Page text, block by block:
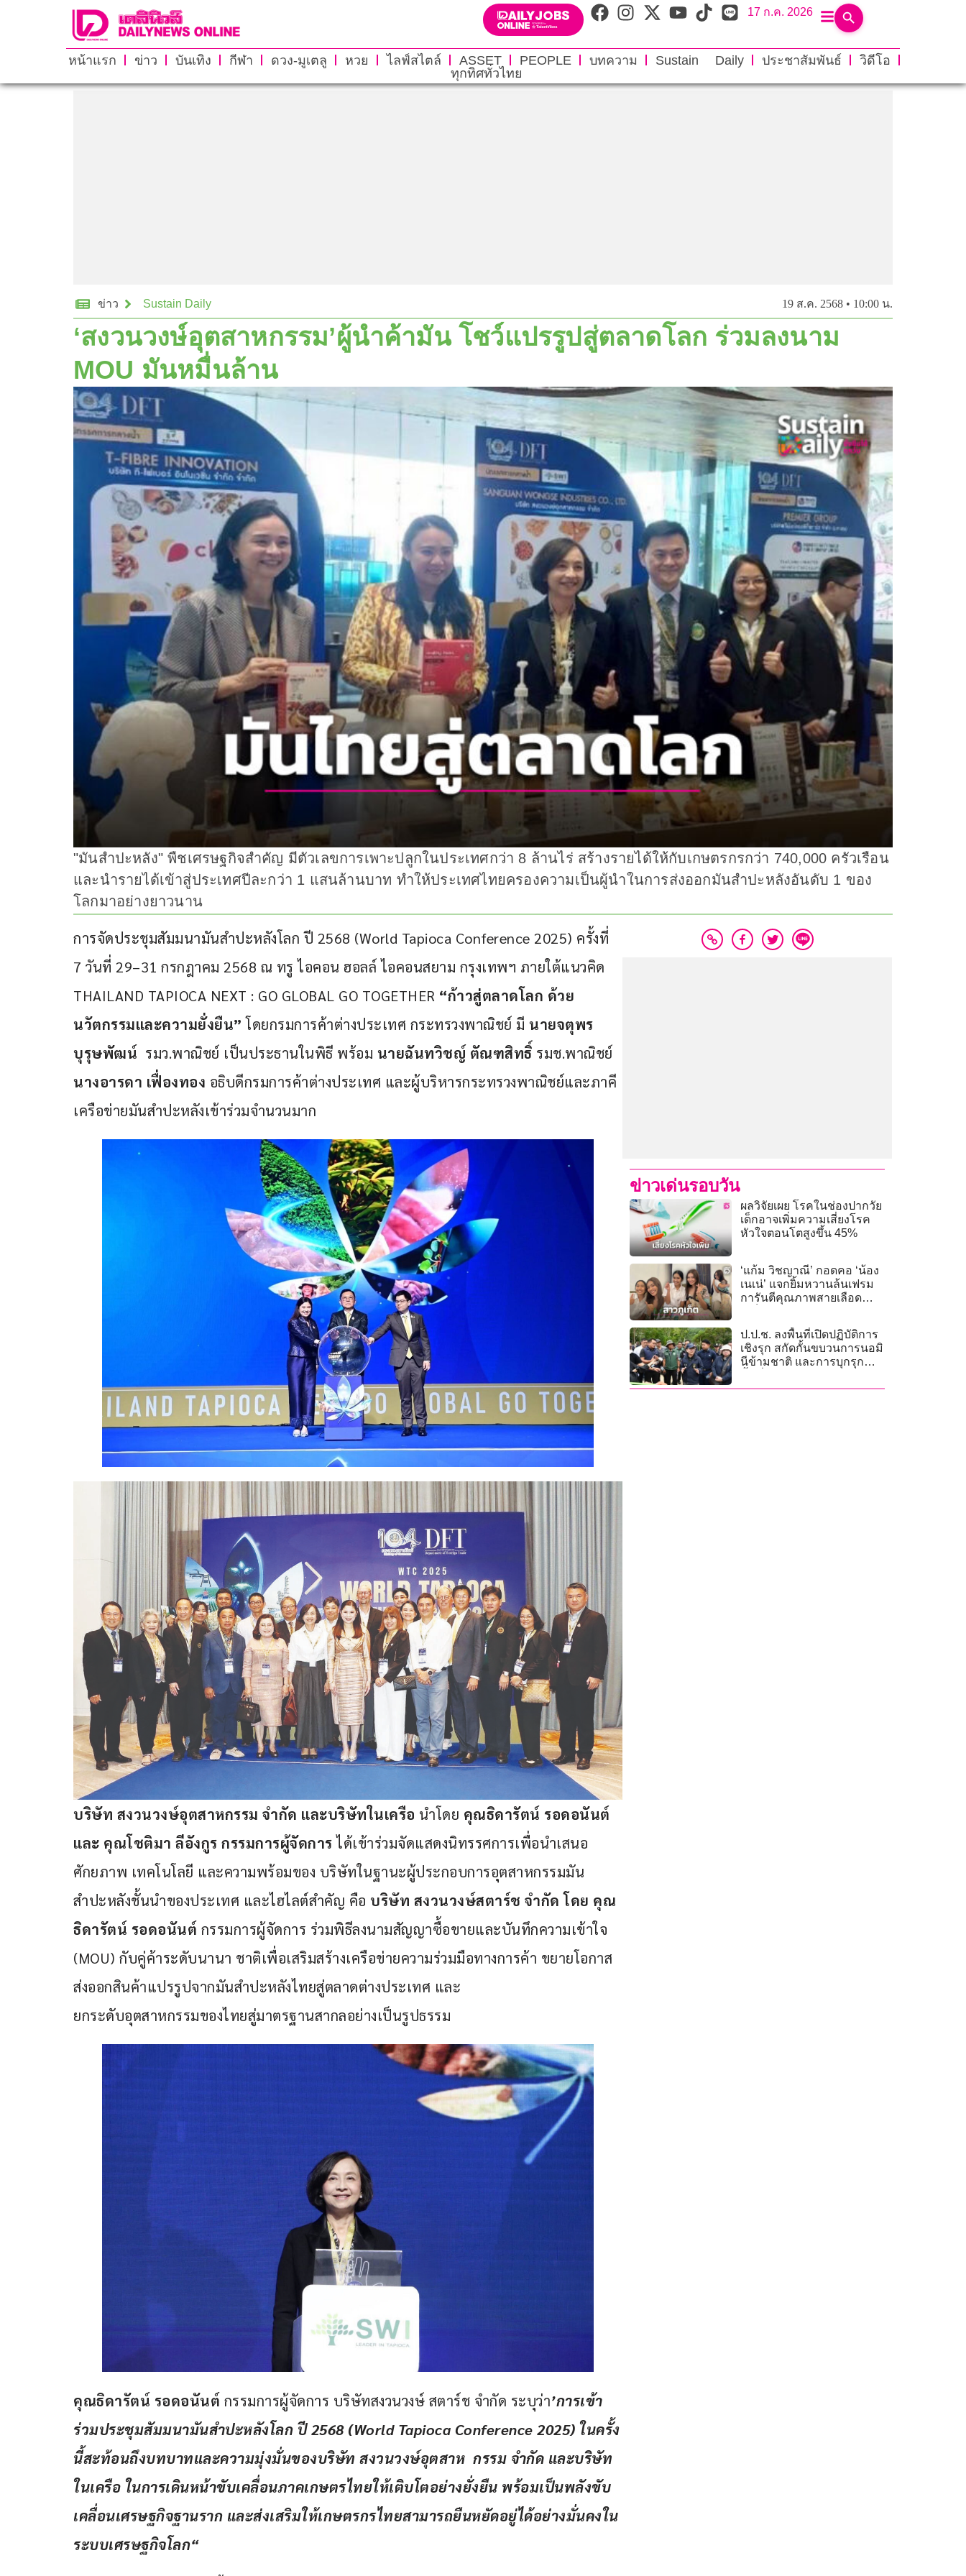
17 ก.ค. 2026
หน้าแรก ข่าว บันเทิง กีฬา ดวง-มูเตลู หวย ไลฟ์สไตล์ ASSET PEOPLE บทความ Sustain Daily ประชาสัมพันธ์
วิดีโอ
ทุกทิศทั่วไทย
ข่าว Sustain Daily 19 ส.ค. 2568 • 10:00 น.
‘สงวนวงษ์อุตสาหกรรม’ผู้นำค้ามัน โชว์แปรรูปสู่ตลาดโลก ร่วมลงนาม
MOU มันหมื่นล้าน
"มันสำปะหลัง" พืชเศรษฐกิจสำคัญ มีตัวเลขการเพาะปลูกในประเทศกว่า 8 ล้านไร่ สร้างรายได้ให้กับเกษตรกรกว่า 740,000 ครัวเรือน
และนำรายได้เข้าสู่ประเทศปีละกว่า 1 แสนล้านบาท ทำให้ประเทศไทยครองความเป็นผู้นำในการส่งออกมันสำปะหลังอันดับ 1 ของ
โลกมาอย่างยาวนาน
การจัดประชุมสัมมนามันสำปะหลังโลก ปี 2568 (World Tapioca Conference 2025) ครั้งที่
7 วันที่ 29–31 กรกฎาคม 2568 ณ ทรู ไอคอน ฮอลล์ ไอคอนสยาม กรุงเทพฯ ภายใต้แนวคิด
THAILAND TAPIOCA NEXT : GO GLOBAL GO TOGETHER “ก้าวสู่ตลาดโลก ด้วย
นวัตกรรมและความยั่งยืน” โดยกรมการค้าต่างประเทศ กระทรวงพาณิชย์ มี นายจตุพร
บุรุษพัฒน์ รมว.พาณิชย์ เป็นประธานในพิธี พร้อม นายฉันทวิชญ์ ตัณฑสิทธิ์ รมช.พาณิชย์
นางอารดา เฟื่องทอง อธิบดีกรมการค้าต่างประเทศ และผู้บริหารกระทรวงพาณิชย์และภาคี
เครือข่ายมันสำปะหลังเข้าร่วมจำนวนมาก
บริษัท สงวนวงษ์อุตสาหกรรม จำกัด และบริษัทในเครือ นำโดย คุณธิดารัตน์ รอดอนันต์
และ คุณโชติมา ลีอังกูร กรรมการผู้จัดการ ได้เข้าร่วมจัดแสดงนิทรรศการเพื่อนำเสนอ
ศักยภาพ เทคโนโลยี และความพร้อมของ บริษัทในฐานะผู้ประกอบการอุตสาหกรรมมัน
สำปะหลังชั้นนำของประเทศ และไฮไลต์สำคัญ คือ บริษัท สงวนวงษ์สตาร์ช จำกัด โดย คุณ
ธิดารัตน์ รอดอนันต์ กรรมการผู้จัดการ ร่วมพิธีลงนามสัญญาซื้อขายและบันทึกความเข้าใจ
(MOU) กับคู่ค้าระดับนานา ชาติเพื่อเสริมสร้างเครือข่ายความร่วมมือทางการค้า ขยายโอกาส
ส่งออกสินค้าแปรรูปจากมันสำปะหลังไทยสู่ตลาดต่างประเทศ และ
ยกระดับอุตสาหกรรมของไทยสู่มาตรฐานสากลอย่างเป็นรูปธรรม
คุณธิดารัตน์ รอดอนันต์ กรรมการผู้จัดการ บริษัทสงวนวงษ์ สตาร์ช จำกัด ระบุว่า’การเข้า
ร่วมประชุมสัมมนามันสำปะหลังโลก ปี 2568 (World Tapioca Conference 2025) ในครั้ง
นี้สะท้อนถึงบทบาทและความมุ่งมั่นของบริษัท สงวนวงษ์อุตสาห กรรม จำกัด และบริษัท
ในเครือ ในการเดินหน้าขับเคลื่อนภาคเกษตรไทยให้เติบโตอย่างยั่งยืน พร้อมเป็นพลังขับ
เคลื่อนเศรษฐกิจฐานราก และส่งเสริมให้เกษตรกรไทยสามารถยืนหยัดอยู่ได้อย่างมั่นคงใน
ระบบเศรษฐกิจโลก“
ข่าวเด่นรอบวัน
ผลวิจัยเผย โรคในช่องปากวัย
เด็กอาจเพิ่มความเสี่ยงโรค
หัวใจตอนโตสูงขึ้น 45%
‘แก้ม วิชญาณี’ กอดคอ ‘น้อง
เนเน่’ แจกยิ้มหวานล้นเฟรม
การันตีคุณภาพสายเลือด
ป.ป.ช. ลงพื้นที่เปิดปฏิบัติการ
เชิงรุก สกัดกั้นขบวนการนอมิ
นีข้ามชาติ และการบุกรุก